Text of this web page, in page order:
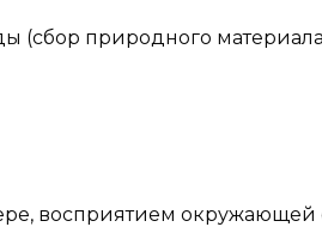
(сбор природного
восприятием окружающей